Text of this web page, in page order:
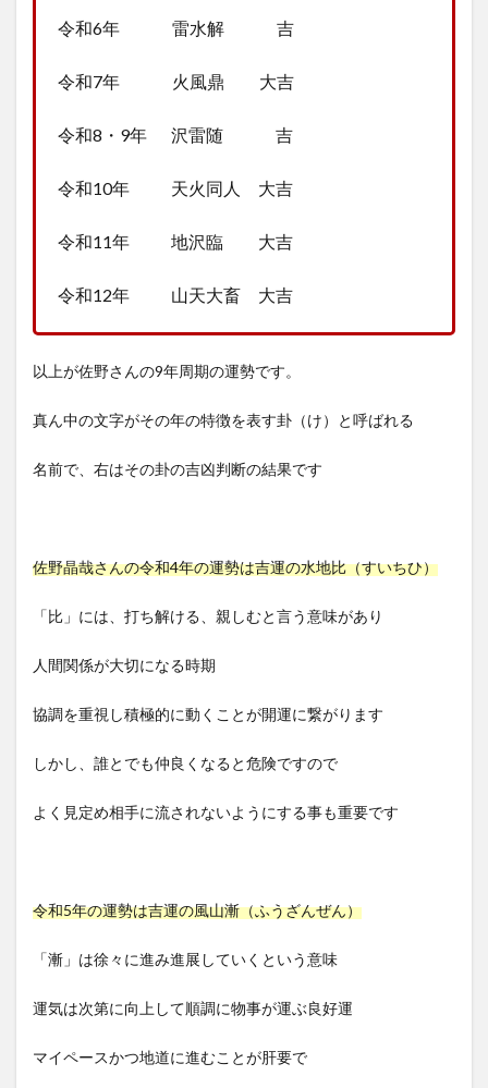
令和6年 雷水解 吉
令和7年 火風鼎 大吉
令和8・9年 沢雷随 吉
令和10年 天火同人 大吉
令和11年 地沢臨 大吉
令和12年 山天大畜 大吉
以上が佐野さんの9年周期の運勢です。
真ん中の文字がその年の特徴を表す卦（け）と呼ばれる
名前で、右はその卦の吉凶判断の結果です
佐野晶哉さんの令和4年の運勢は吉運の水地比（すいちひ）
「比」には、打ち解ける、親しむと言う意味があり
人間関係が大切になる時期
協調を重視し積極的に動くことが開運に繋がります
しかし、誰とでも仲良くなると危険ですので
よく見定め相手に流されないようにする事も重要です
令和5年の運勢は吉運の風山漸（ふうざんぜん）
「漸」は徐々に進み進展していくという意味
運気は次第に向上して順調に物事が運ぶ良好運
マイペースかつ地道に進むことが肝要で